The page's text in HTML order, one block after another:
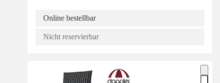
Online bestellbar
Nicht reservierbar